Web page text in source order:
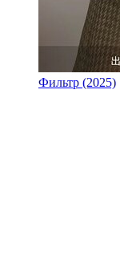
Фильтр (2025)